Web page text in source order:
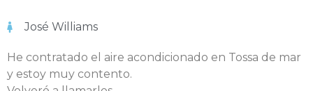
José Williams
He contratado el aire acondicionado en Tossa de mar
y estoy muy contento.